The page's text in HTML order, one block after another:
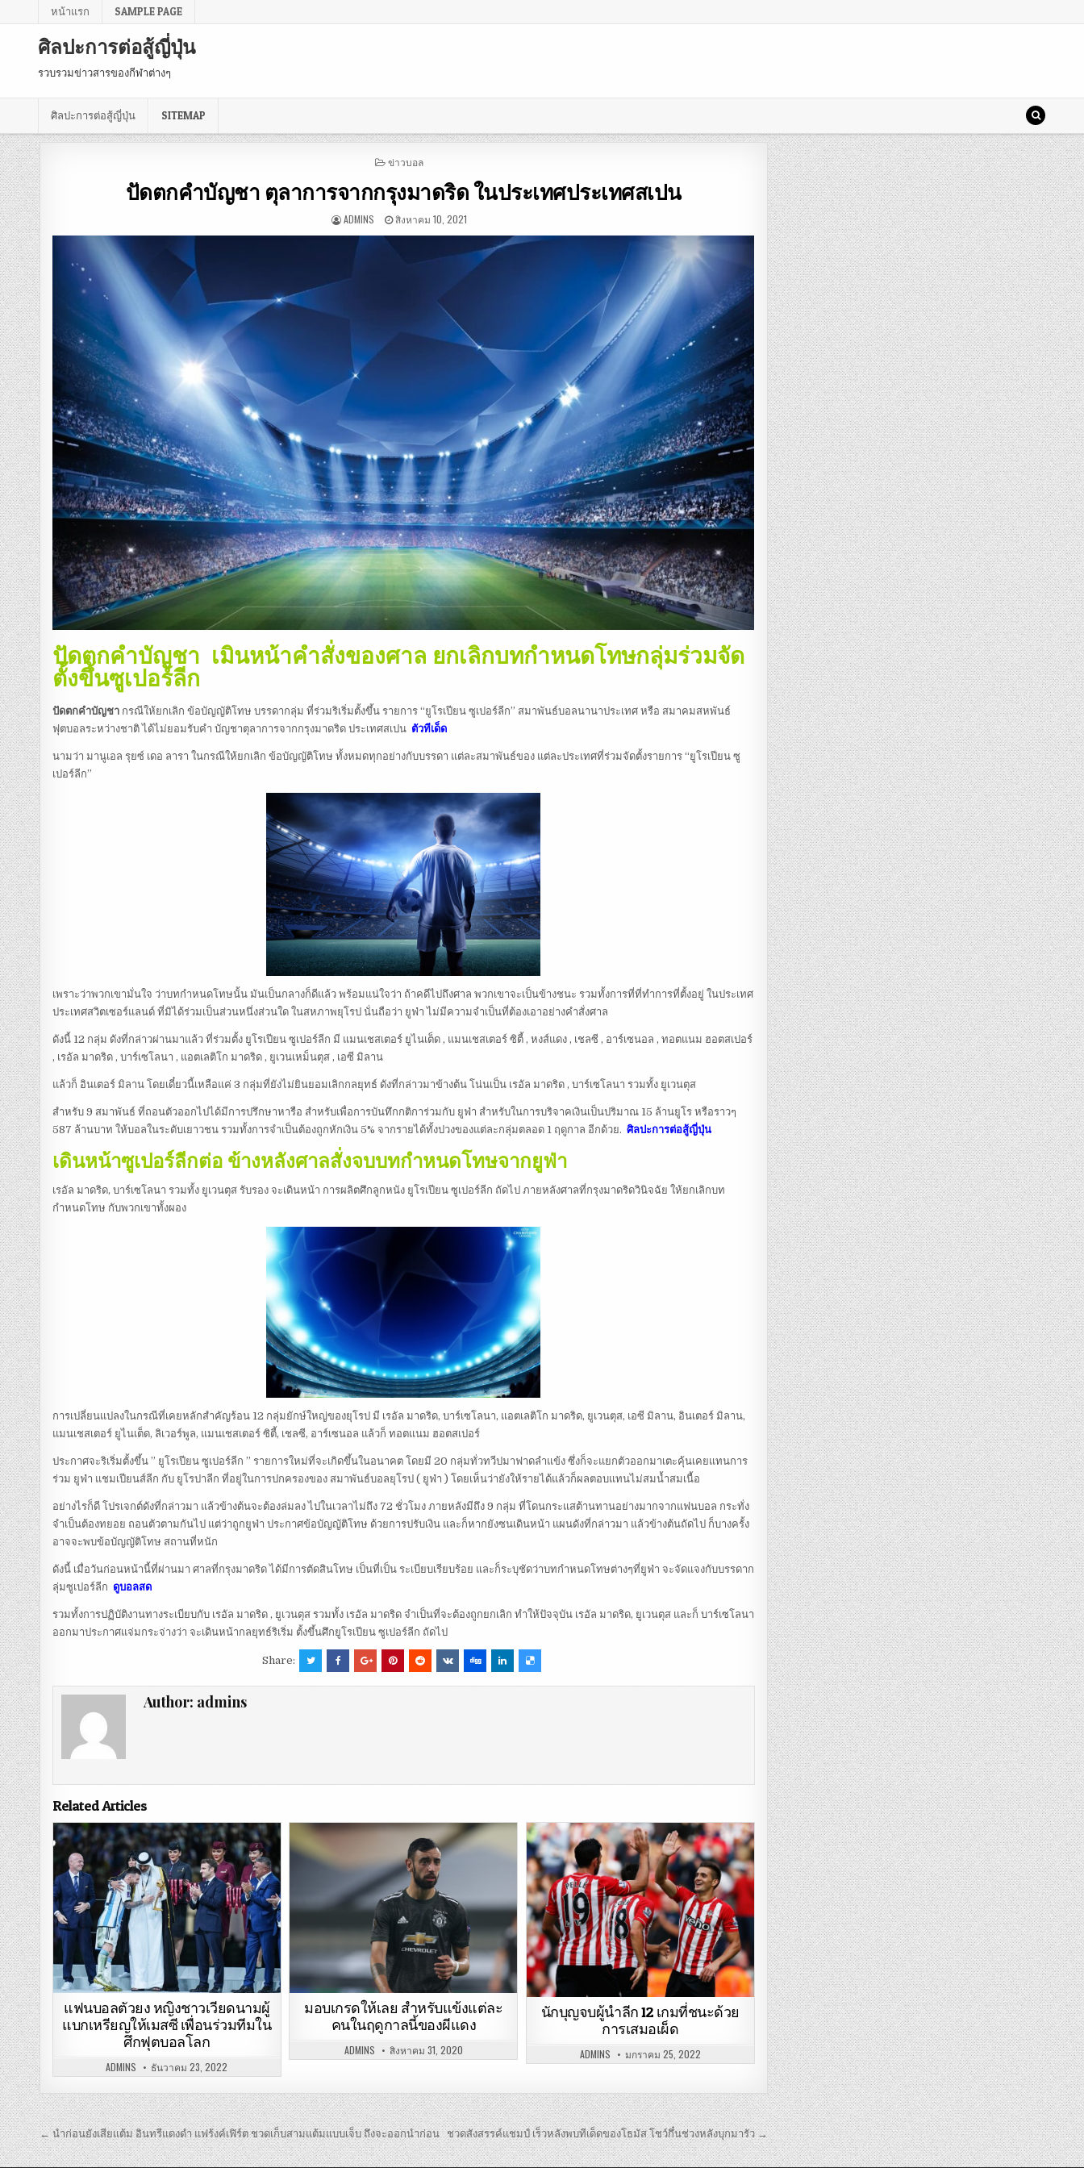
หน้าแรก SAMPLE PAGE
ศิลปะการต่อสู้ญี่ปุ่น
รวบรวมข่าวสารของกีฬาต่างๆ
ศิลปะการต่อสู้ญี่ปุ่น SITEMAP
POSTED
ข่าวบอล
ปัดตกคำบัญชา ตุลาการจากกรุงมาดริด ในประเทศประเทศสเปน
ADMINS สิงหาคม 10, 2021
ปัดตกคำบัญชา เมินหน้าคำสั่งของศาล ยกเลิกบทกำหนดโทษกลุ่มร่วมจัด
ตั้งขึ้นซูเปอร์ลีก
ปัดตกคำบัญชา กรณีให้ยกเลิก ข้อบัญญัติโทษ บรรดากลุ่ม ที่ร่วมริเริ่มตั้งขึ้น รายการ “ยูโรเปียน ซูเปอร์ลีก” สมาพันธ์บอลนานาประเทศ หรือ สมาคมสหพันธ์
ฟุตบอลระหว่างชาติ ได้ไม่ยอมรับคำ บัญชาตุลาการจากกรุงมาดริด ประเทศสเปน ตัวทีเด็ด
นามว่า มานูเอล รุยซ์ เดอ ลารา ในกรณีให้ยกเลิก ข้อบัญญัติโทษ ทั้งหมดทุกอย่างกับบรรดา แต่ละสมาพันธ์ของ แต่ละประเทศที่ร่วมจัดตั้งรายการ “ยูโรเปียน ซู
เปอร์ลีก”
เพราะว่าพวกเขามั่นใจ ว่าบทกำหนดโทษนั้น มันเป็นกลางก็ดีแล้ว พร้อมแน่ใจว่า ถ้าคดีไปถึงศาล พวกเขาจะเป็นข้างชนะ รวมทั้งการที่ที่ทำการที่ตั้งอยู่ ในประเทศ
ประเทศสวิตเซอร์แลนด์ ที่มิได้ร่วมเป็นส่วนหนึ่งส่วนใด ในสหภาพยุโรป นั่นถือว่า ยูฟ่า ไม่มีความจำเป็นที่ต้องเอาอย่างคำสั่งศาล
ดังนี้ 12 กลุ่ม ดังที่กล่าวผ่านมาแล้ว ที่ร่วมตั้ง ยูโรเปียน ซูเปอร์ลีก มี แมนเชสเตอร์ ยูไนเต็ด , แมนเชสเตอร์ ซิตี้ , หงส์แดง , เชลซี , อาร์เซนอล , ทอตแนม ฮอตสเปอร์
, เรอัล มาดริด , บาร์เซโลนา , แอตเลติโก มาดริด , ยูเวนเหม็นตุส , เอซี มิลาน
แล้วก็ อินเตอร์ มิลาน โดยเดี๋ยวนี้เหลือแค่ 3 กลุ่มที่ยังไม่ยินยอมเลิกกลยุทธ์ ดังที่กล่าวมาข้างต้น โน่นเป็น เรอัล มาดริด , บาร์เซโลนา รวมทั้ง ยูเวนตุส
สำหรับ 9 สมาพันธ์ ที่ถอนตัวออกไปได้มีการปรึกษาหารือ สำหรับเพื่อการบันทึกกติการ่วมกับ ยูฟ่า สำหรับในการบริจาคเงินเป็นปริมาณ 15 ล้านยูโร หรือราวๆ
587 ล้านบาท ให้บอลในระดับเยาวชน รวมทั้งการจำเป็นต้องถูกหักเงิน 5% จากรายได้ทั้งปวงของแต่ละกลุ่มตลอด 1 ฤดูกาล อีกด้วย.ศิลปะการต่อสู้ญี่ปุ่น
เดินหน้าซูเปอร์ลีกต่อ ข้างหลังศาลสั่งจบบทกำหนดโทษจากยูฟ่า
เรอัล มาดริด, บาร์เซโลนา รวมทั้ง ยูเวนตุส รับรอง จะเดินหน้า การผลิตศึกลูกหนัง ยูโรเปียน ซูเปอร์ลีก ถัดไป ภายหลังศาลที่กรุงมาดริดวินิจฉัย ให้ยกเลิกบท
กำหนดโทษ กับพวกเขาทั้งผอง
การเปลี่ยนแปลงในกรณีที่เคยหลักสำคัญร้อน 12 กลุ่มยักษ์ใหญ่ของยุโรป มี เรอัล มาดริด, บาร์เซโลนา, แอตเลติโก มาดริด, ยูเวนตุส, เอซี มิลาน, อินเตอร์ มิลาน,
แมนเชสเตอร์ ยูไนเต็ด, ลิเวอร์พูล, แมนเชสเตอร์ ซิตี้, เชลซี, อาร์เซนอล แล้วก็ ทอตแนม ฮอตสเปอร์
ประกาศจะริเริ่มตั้งขึ้น ” ยูโรเปียน ซูเปอร์ลีก ” รายการใหม่ที่จะเกิดขึ้นในอนาคต โดยมี 20 กลุ่มทั่วทวีปมาฟาดลำแข้ง ซึ่งก็จะแยกตัวออกมาเตะคุ้นเคยแทนการ
ร่วม ยูฟ่า แชมเปียนส์ลีก กับ ยูโรปาลีก ที่อยู่ในการปกครองของ สมาพันธ์บอลยุโรป ( ยูฟ่า ) โดยเห็นว่ายังให้รายได้แล้วก็ผลตอบแทนไม่สมน้ำสมเนื้อ
อย่างไรก็ดี โปรเจกต์ดังที่กล่าวมา แล้วข้างต้นจะต้องล่มลง ไปในเวลาไม่ถึง 72 ชั่วโมง ภายหลังมีถึง 9 กลุ่ม ที่โดนกระแสต้านทานอย่างมากจากแฟนบอล กระทั่ง
จำเป็นต้องทยอย ถอนตัวตามกันไป แต่ว่าถูกยูฟ่า ประกาศข้อบัญญัติโทษ ด้วยการปรับเงิน และก็หากยังซนเดินหน้า แผนดังที่กล่าวมา แล้วข้างต้นถัดไป ก็บางครั้ง
อาจจะพบข้อบัญญัติโทษ สถานที่หนัก
ดังนี้ เมื่อวันก่อนหน้านี้ที่ผ่านมา ศาลที่กรุงมาดริด ได้มีการตัดสินโทษ เป็นที่เป็น ระเบียบเรียบร้อย และก็ระบุชัดว่าบทกำหนดโทษต่างๆที่ยูฟ่า จะจัดแจงกับบรรดาก
ลุ่มซูเปอร์ลีก ดูบอลสด
รวมทั้งการปฏิบัติงานทางระเบียบกับ เรอัล มาดริด , ยูเวนตุส รวมทั้ง เรอัล มาดริด จำเป็นที่จะต้องถูกยกเลิก ทำให้ปัจจุบัน เรอัล มาดริด, ยูเวนตุส และก็ บาร์เซโลนา
ออกมาประกาศแจ่มกระจ่างว่า จะเดินหน้ากลยุทธ์ริเริ่ม ตั้งขึ้นศึกยูโรเปียน ซูเปอร์ลีก ถัดไป
Share:
Author: admins
Related Articles
แฟนบอลตัวยง หญิงชาวเวียดนามผู้
แบกเหรียญให้เมสซี เพื่อนร่วมทีมใน
ศึกฟุตบอลโลก
ADMINS ธันวาคม 23, 2022
มอบเกรดให้เลย สำหรับแข้งแต่ละ
คนในฤดูกาลนี้ของผีแดง
ADMINS สิงหาคม 31, 2020
นักบุญจบผู้นำลีก 12 เกมที่ชนะด้วย
การเสมอเผ็ด
ADMINS มกราคม 25, 2022
เมนู
นำทาง
← นำก่อนยังเสียแต้ม อินทรีแดงดำ แฟร้งค์เฟิร์ต ชวดเก็บสามแต้มแบบเจ็บ ถึงจะออกนำก่อน ชวดสังสรรค์แชมป์ เร็วหลังพบทีเด็ดของโธมัส โชว์กึ๋นช่วงหลังบุกมารัว →